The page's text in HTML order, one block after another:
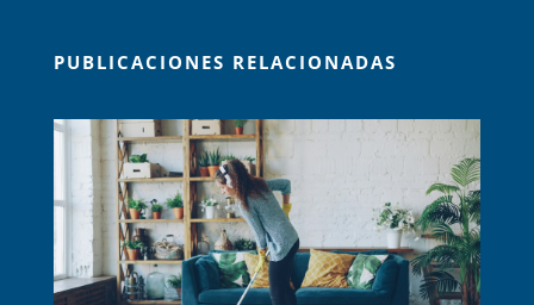
PUBLICACIONES RELACIONADAS